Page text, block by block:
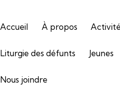
Accueil À propos
Liturgie des défunts Jeunes
Nous joindre